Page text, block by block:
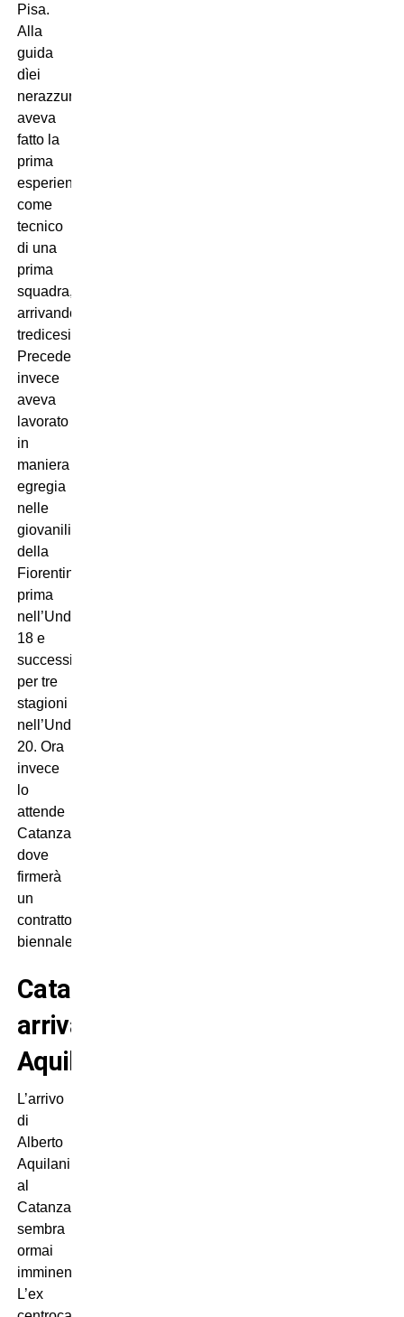
Pisa.
Alla
guida
dìei
nerazzurri
aveva
fatto la
prima
esperienza
come
tecnico
di una
prima
squadra,
arrivando
tredicesimo.
Precedentemente
invece
aveva
lavorato
in
maniera
egregia
nelle
giovanili
della
Fiorentina,
prima
nell’Under
18 e
successivamente
per tre
stagioni
nell’Under
20. Ora
invece
lo
attende
Catanzaro,
dove
firmerà
un
contratto
biennale.
Catanzaro:
arriva
Aquilani?
L’arrivo
di
Alberto
Aquilani
al
Catanzaro
sembra
ormai
imminente.
L’ex